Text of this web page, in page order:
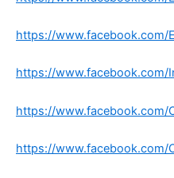
https://www.facebook.com/
https://www.facebook.com/
https://www.facebook.com/
https://www.facebook.com/